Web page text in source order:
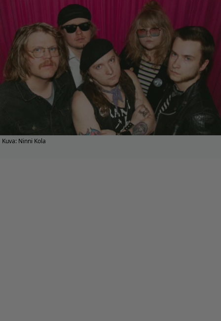
Kuva: Ninni Kola